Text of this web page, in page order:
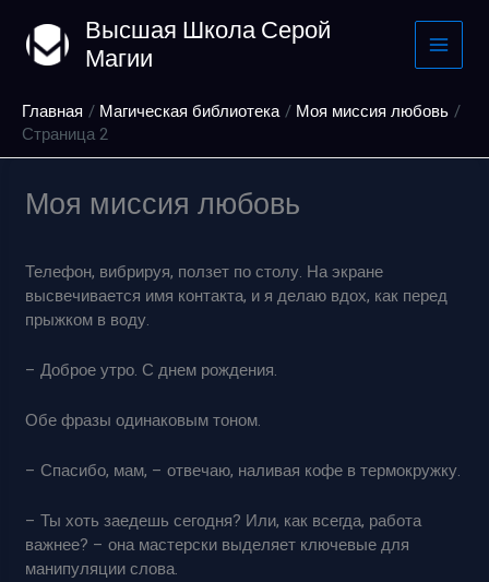
содержимому
Высшая Школа Серой
Магии
Главная Магическая библиотека
Моя миссия любовь
Страница 2
Моя миссия любовь
Телефон, вибрируя, ползет по столу. На экране
высвечивается имя контакта, и я делаю вдох, как перед
прыжком в воду.
– Доброе утро. С днем рождения.
Обе фразы одинаковым тоном.
– Спасибо, мам, – отвечаю, наливая кофе в термокружку.
– Ты хоть заедешь сегодня? Или, как всегда, работа
важнее? – она мастерски выделяет ключевые для
манипуляции слова.